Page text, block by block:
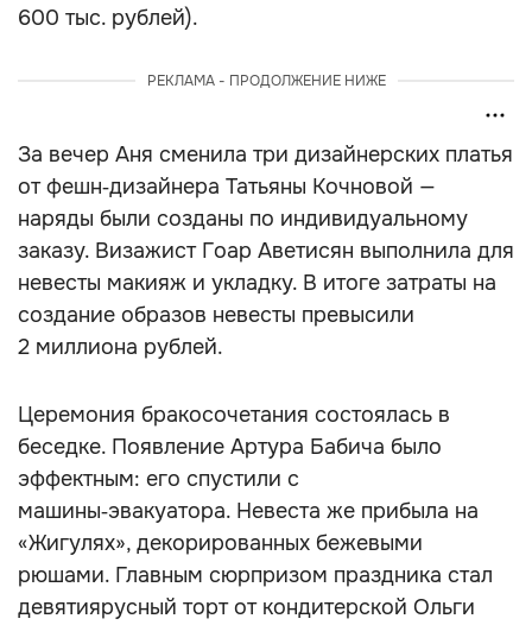
600 тыс. рублей).
РЕКЛАМА - ПРОДОЛЖЕНИЕ НИЖЕ
За вечер Аня сменила три дизайнерских платья
от фешн‑дизайнера Татьяны Кочновой —
наряды были созданы по индивидуальному
заказу. Визажист Гоар Аветисян выполнила для
невесты макияж и укладку. В итоге затраты на
создание образов невесты превысили
2 миллиона рублей.
Церемония бракосочетания состоялась в
беседке. Появление Артура Бабича было
эффектным: его спустили с
машины‑эвакуатора. Невеста же прибыла на
«Жигулях», декорированных бежевыми
рюшами. Главным сюрпризом праздника стал
девятиярусный торт от кондитерской Ольги